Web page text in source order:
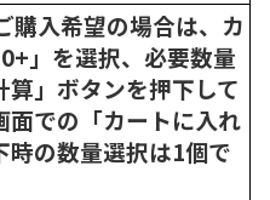
入希望の場合は、カ
」を選択、必要数量
算」ボタンを押下して
面での「カートに入れ
時の数量選択は1個で